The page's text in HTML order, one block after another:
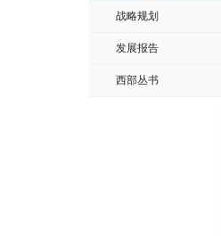
战略规划
发展报告
西部丛书